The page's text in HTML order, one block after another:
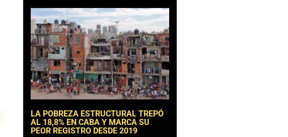
LA POBREZA ESTRUCTURAL TREPÓ
AL 18,8% EN CABA Y MARCA SU
PEOR REGISTRO DESDE 2019